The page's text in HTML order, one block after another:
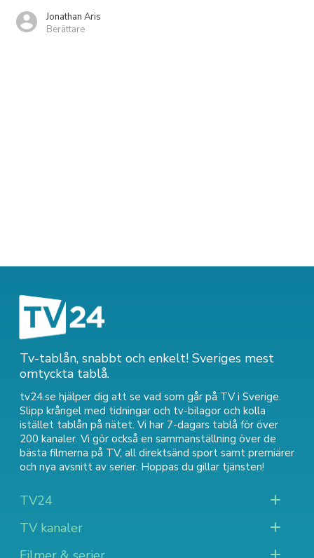
Jonathan Aris
Berättare
Tv-tablån, snabbt och enkelt! Sveriges mest
omtyckta tablå.
tv24.se hjälper dig att se vad som går på TV i Sverige.
Slipp krångel med tidningar och tv-bilagor och kolla
istället tablån på nätet. Vi har 7-dagars tablå för över
200 kanaler. Vi gör också en sammanställning över de
bästa filmerna på TV, all direktsänd sport samt premiärer
och nya avsnitt av serier. Hoppas du gillar tjänsten!
TV24
TV kanaler